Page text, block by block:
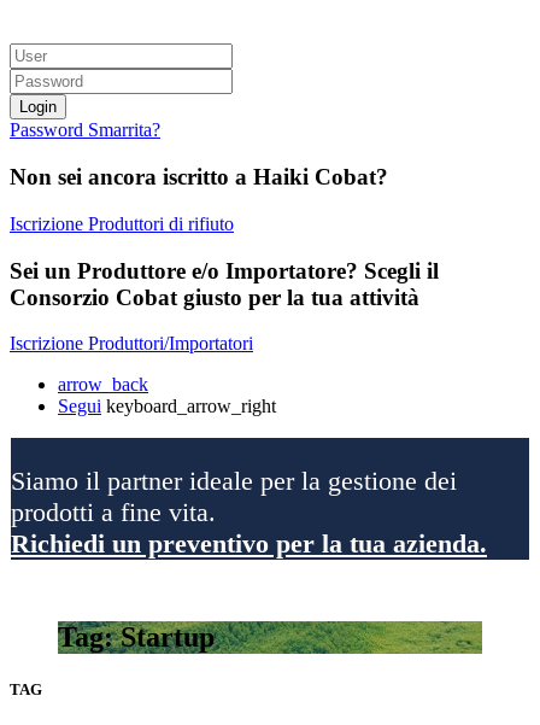
Login
Password Smarrita?
Non sei ancora iscritto a Haiki Cobat?
Iscrizione Produttori di rifiuto
Sei un Produttore e/o Importatore? Scegli il
Consorzio Cobat giusto per la tua attività
Iscrizione Produttori/Importatori
arrow_back
Segui keyboard_arrow_right
Siamo il partner ideale per la gestione dei
prodotti a fine vita.
Richiedi un preventivo per la tua azienda.
Tag: Startup
TAG